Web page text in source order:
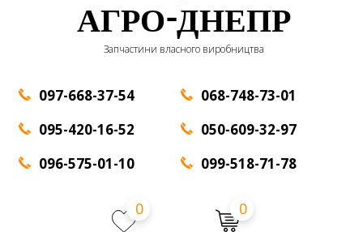
АГРО-ДНЕПР
Запчастини власного виробництва
097-668-37-54
095-420-16-52
096-575-01-10
068-748-73-01
050-609-32-97
099-518-71-78
0 0